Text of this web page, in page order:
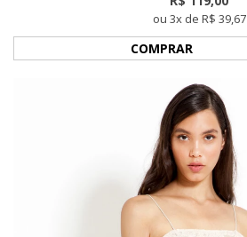
ou 3x de R$ 39,67
COMPRAR